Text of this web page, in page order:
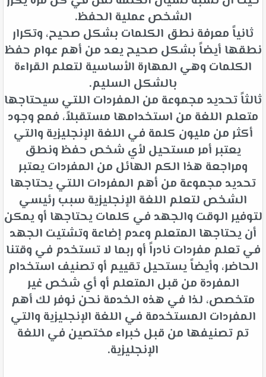
الشخص عملية الحفظ.
ثانياً معرفة نطق الكلمات بشكل صحيح، وتكرار
نطقها أيضاً بشكل صحيح يعد من أهم عوام حفظ
الكلمات وهي المهارة الأساسية لتعلم القراءة
بالشكل السليم.
ثالثاً تحديد مجموعة من المفردات اللتي سيحتاجها
متعلم اللغة من استخدامها مستقبلاً، فمع وجود
أكثر من مليون كلمة في اللغة الإنجليزية والتي
يعتبر أمر مستحيل لأي شخص حفظ ونطق
ومراجعة هذا الكم الهائل من المفردات يعتبر
تحديد مجموعة من أهم المفردات اللتي يحتاجها
الشخص لتعلم اللغة الإنجليزية سبب رئيسي
لتوفير الوقت والجهد في كلمات يحتاجها أو يمكن
أن يحتاجها المتعلم وعدم إضاعة وتشتيت الجهد
في تعلم مفردات نادراً أو ربما لا تستخدم في وقتنا
الحاضر، وأيضاً يستحيل تقييم أو تصنيف استخدام
المفردة من قبل المتعلم أو أي شخص غير
متخصص، لذا في هذه الخدمة نحن نوفر لك أهم
المفردات المستخدمة في اللغة الإنجليزية والتي
تم تصنيفها من قبل خبراء مختصين في اللغة
الإنجليزية.